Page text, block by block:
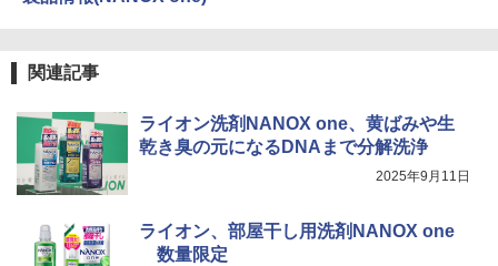
関連記事
ライオン洗剤NANOX one、黄ばみや生
乾き臭の元になるDNAまで分解洗浄
2025年9月11日
ライオン、部屋干し用洗剤NANOX one
数量限定